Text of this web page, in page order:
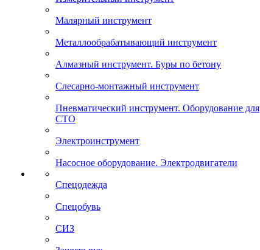
Малярный инструмент
Металлообрабатывающий инструмент
Алмазный инструмент. Буры по бетону
Слесарно-монтажный инструмент
Пневматический инструмент. Оборудование для
СТО
Электроинструмент
Насосное оборудование. Электродвигатели
Спецодежда
Спецобувь
СИЗ